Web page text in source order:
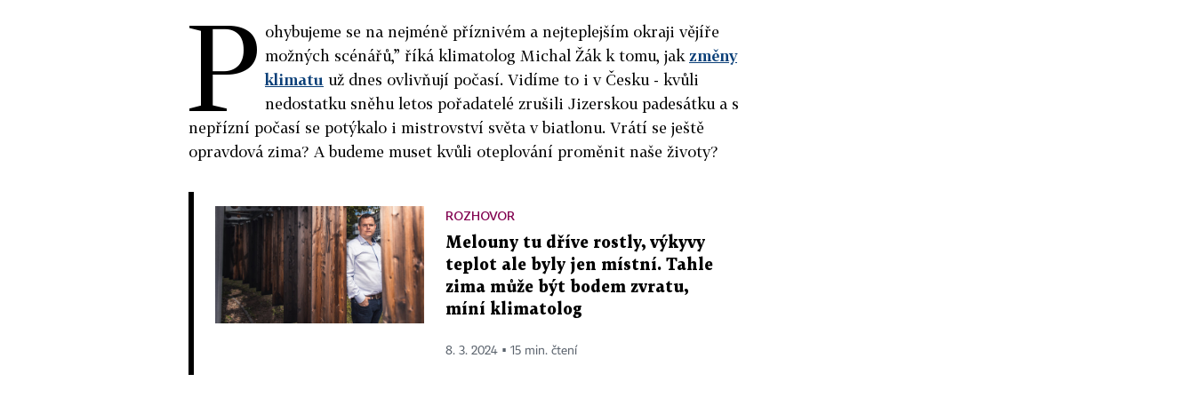
P ohybujeme se na nejméně příznivém a nejteplejším okraji vějíře
možných scénářů,” říká klimatolog Michal Žák k tomu, jak změny
klimatu už dnes ovlivňují počasí. Vidíme to i v Česku - kvůli
nedostatku sněhu letos pořadatelé zrušili Jizerskou padesátku a s
nepřízní počasí se potýkalo i mistrovství světa v biatlonu. Vrátí se ještě
opravdová zima? A budeme muset kvůli oteplování proměnit naše životy?
ROZHOVOR
Melouny tu dříve rostly, výkyvy
teplot ale byly jen místní. Tahle
zima může být bodem zvratu,
míní klimatolog
8. 3. 2024 ▪ 15 min. čtení